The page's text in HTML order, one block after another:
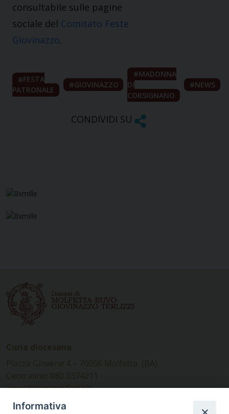
consultabile sulle pagine
sociale del Comitato Feste
Giovinazzo.
FESTA
PATRONALE
GIOVINAZZO
MADONNA
DI
CORSIGNANO
NEWS
CONDIVIDI SU
www.diocesimolfetta.it –
diocesimolfetta@pec.chiesacattolica.it
Informativa